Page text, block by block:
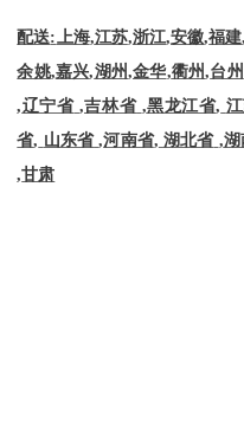
配送: 上海,江苏,浙江,安徽,福建
余姚,嘉兴,湖州,金华,衢州,台州
,辽宁省 ,吉林省 ,黑龙江省,
省, 山东省 ,河南省, 湖北省 ,湖
,甘肃